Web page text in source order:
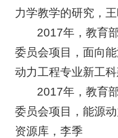
力学教学的研究，
2017年，教育
委员会项目，面向
动力工程专业新工
2017年，教育
委员会项目，能源
资源库，李季